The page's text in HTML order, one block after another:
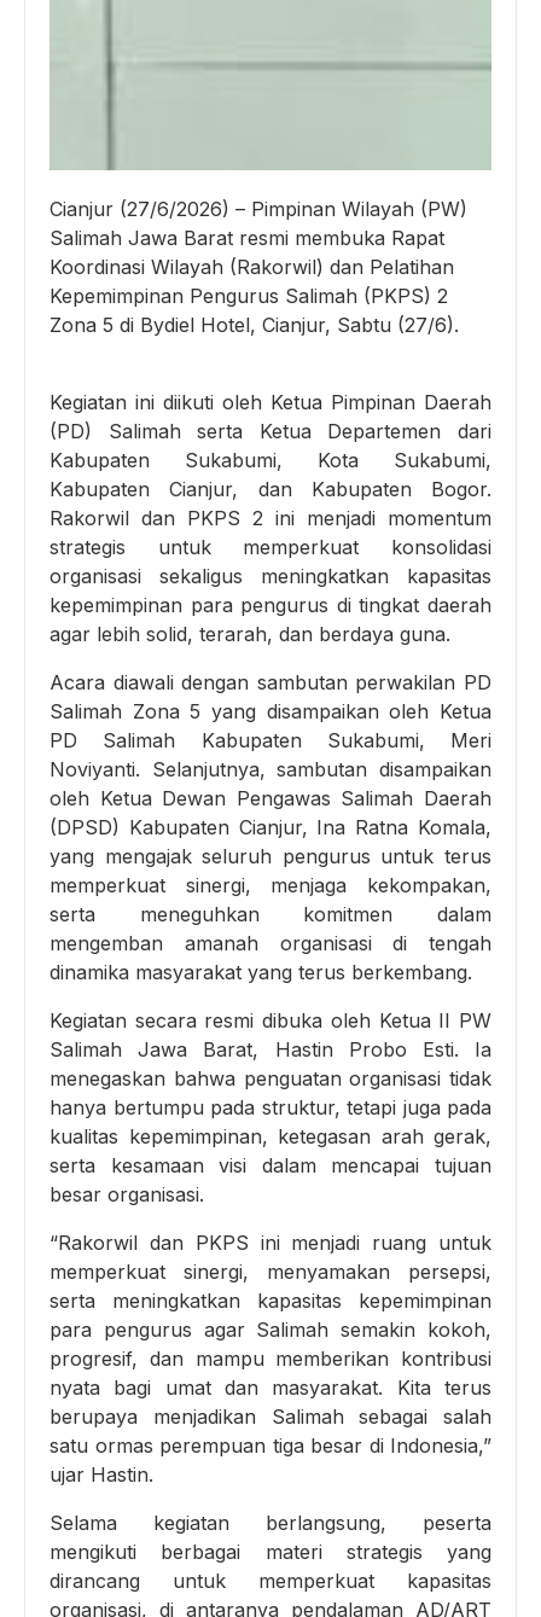
Cianjur (27/6/2026) – Pimpinan Wilayah (PW)
Salimah Jawa Barat resmi membuka Rapat
Koordinasi Wilayah (Rakorwil) dan Pelatihan
Kepemimpinan Pengurus Salimah (PKPS) 2
Zona 5 di Bydiel Hotel, Cianjur, Sabtu (27/6).
Kegiatan ini diikuti oleh Ketua Pimpinan Daerah
(PD) Salimah serta Ketua Departemen dari
Kabupaten Sukabumi, Kota Sukabumi,
Kabupaten Cianjur, dan Kabupaten Bogor.
Rakorwil dan PKPS 2 ini menjadi momentum
strategis untuk memperkuat konsolidasi
organisasi sekaligus meningkatkan kapasitas
kepemimpinan para pengurus di tingkat daerah
agar lebih solid, terarah, dan berdaya guna.
Acara diawali dengan sambutan perwakilan PD
Salimah Zona 5 yang disampaikan oleh Ketua
PD Salimah Kabupaten Sukabumi, Meri
Noviyanti. Selanjutnya, sambutan disampaikan
oleh Ketua Dewan Pengawas Salimah Daerah
(DPSD) Kabupaten Cianjur, Ina Ratna Komala,
yang mengajak seluruh pengurus untuk terus
memperkuat sinergi, menjaga kekompakan,
serta meneguhkan komitmen dalam
mengemban amanah organisasi di tengah
dinamika masyarakat yang terus berkembang.
Kegiatan secara resmi dibuka oleh Ketua II PW
Salimah Jawa Barat, Hastin Probo Esti. Ia
menegaskan bahwa penguatan organisasi tidak
hanya bertumpu pada struktur, tetapi juga pada
kualitas kepemimpinan, ketegasan arah gerak,
serta kesamaan visi dalam mencapai tujuan
besar organisasi.
“Rakorwil dan PKPS ini menjadi ruang untuk
memperkuat sinergi, menyamakan persepsi,
serta meningkatkan kapasitas kepemimpinan
para pengurus agar Salimah semakin kokoh,
progresif, dan mampu memberikan kontribusi
nyata bagi umat dan masyarakat. Kita terus
berupaya menjadikan Salimah sebagai salah
satu ormas perempuan tiga besar di Indonesia,”
ujar Hastin.
Selama kegiatan berlangsung, peserta
mengikuti berbagai materi strategis yang
dirancang untuk memperkuat kapasitas
organisasi, di antaranya pendalaman AD/ART